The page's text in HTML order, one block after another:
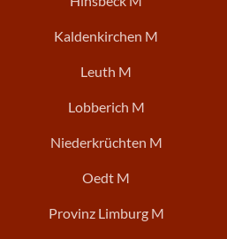
Kaldenkirchen M
Leuth M
Lobberich M
Niederkrüchten M
Oedt M
Provinz Limburg M